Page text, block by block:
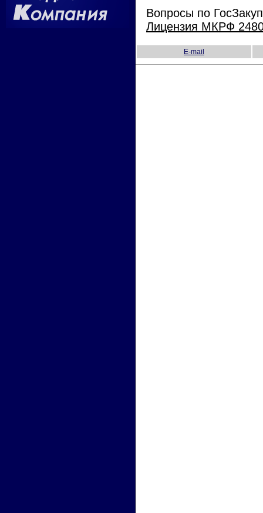
Вопросы по
Лицензия МКРФ
E-mail